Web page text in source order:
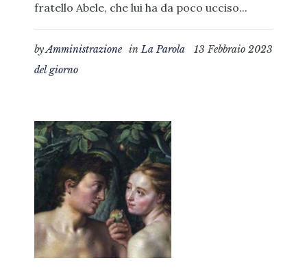
fratello Abele, che lui ha da poco ucciso...
13 Febbraio 2023
byAmministrazione inLa Parola
del giorno